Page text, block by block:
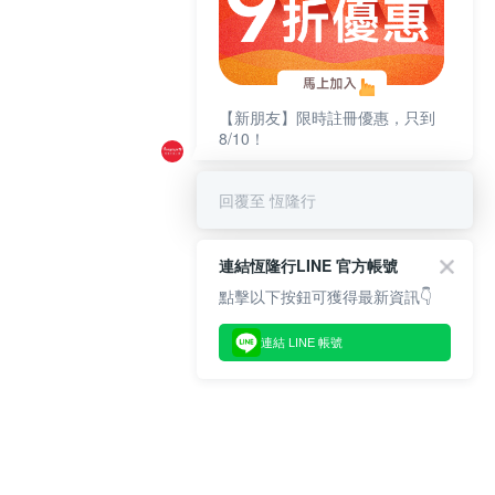
【新朋友】限時註冊優惠，只到
8/10！
回覆至 恆隆行
連結恆隆行LINE 官方帳號
點擊以下按鈕可獲得最新資訊👇
連結 LINE 帳號